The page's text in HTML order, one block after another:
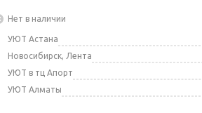
Нет в наличии
УЮТ Астана
Новосибирск, Лента
УЮТ в тц Апорт
УЮТ Алматы